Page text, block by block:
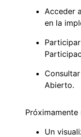
Acceder
en la
Abierto.
Un